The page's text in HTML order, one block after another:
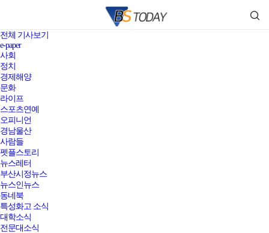
전체 기사보기
e-paper
사회
정치
경제해양
문화
라이프
스포츠연예
오피니언
경남울산
사람들
펫플스토리
뉴스레터
부산시정뉴스
뉴스인뉴스
동네북
특성화고 소식
대학소식
전문대소식